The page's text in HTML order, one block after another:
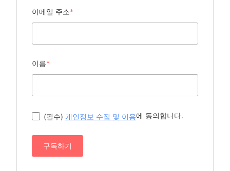
이메일 주소*
이름*
(필수) 개인정보 수집 및 이용에 동의합니다.
구독하기